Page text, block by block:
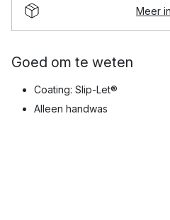
Meer
Goed om te weten
Coating: Slip-Let®
Alleen handwas